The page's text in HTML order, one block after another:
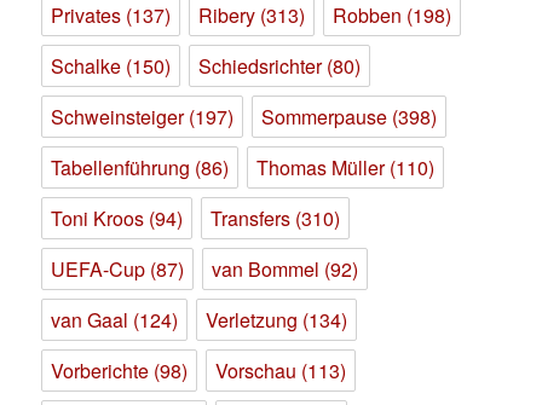
Privates (137) Ribery (313) Robben (198)
Schalke (150) Schiedsrichter(80)
Schweinsteiger(197) Sommerpause (398)
Tabellenführung (86) Thomas Müller(110)
Toni Kroos (94) Transfers (310)
UEFA-Cup (87) van Bommel (92)
van Gaal (124) Verletzung (134)
Vorberichte (98) Vorschau (113)